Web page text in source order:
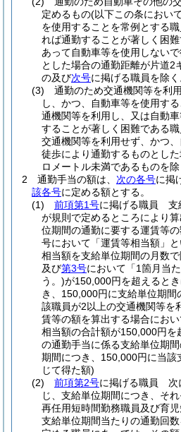
定めるもの(以下この条におい
を使用することを常例とする職
れば通勤することが著しく困
あって自動車等を使用しない
とした場合の通勤距離が片道2
の及び次号に掲げる職員を除
(3)
通勤のため交通機関等を利
し、かつ、自動車等を使用す
通機関等を利用し、又は自動
することが著しく困難である職
交通機関等を利用せず、かつ
徒歩により通勤するものとし
ロメートル未満であるものを
2
通勤手当の額は、 次の各号に掲
該各号に定める額とする。
(1)
前項第1号に掲げる職員 支
が規則で定めるところにより
位期間の通勤に要する運賃等
号において「運賃等相当額」
相当額を支給単位期間の月数
及び第3号において「1箇月当
う。)が150,000円を超えると
き、150,000円に支給単位期間
該職員が2以上の交通機関等を
賃等の額を算出する場合にお
相当額の合計額が150,000円を
の通勤手当に係る支給単位期
期間につき、150,000円に当該
じて得た額)
(2)
前項第2号に掲げる職員 次
じ、支給単位期間につき、そ
再任用短時間勤務職員及び育児
支給単位期間当たりの通勤回